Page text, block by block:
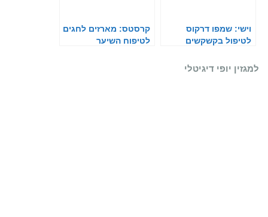
וישי: שמפו דרקוס
לטיפול בקשקשים
קרסטס: מארזים לחגים
לטיפוח השיער
למגזין יופי דיגיטלי